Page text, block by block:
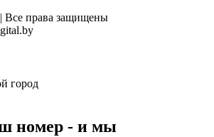
| Все права защищены
город
номер - и мы